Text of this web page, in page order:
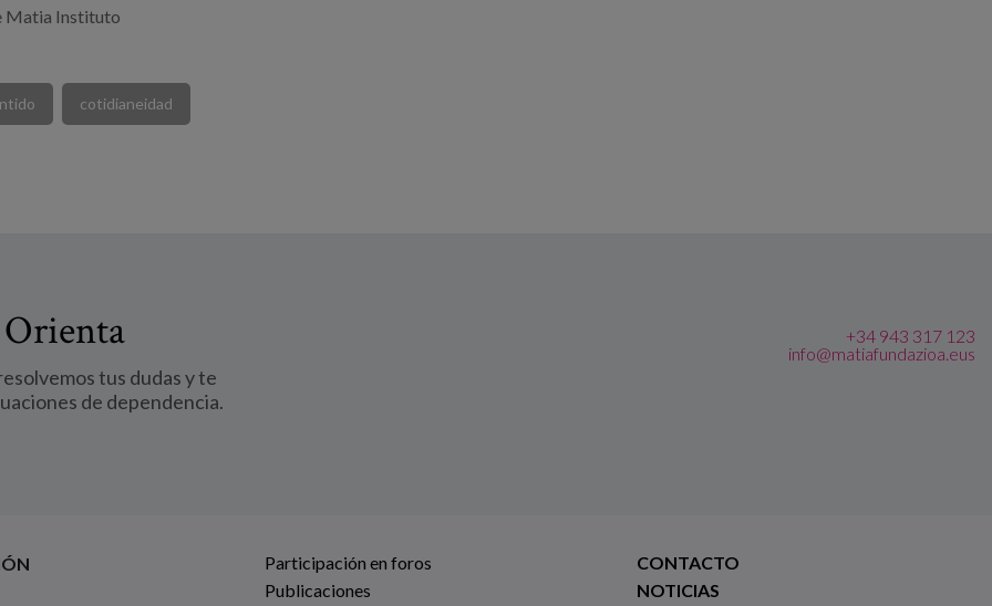
Matia Instituto
cotidianeidad
tus dudas y te
de dependencia.
+34 943 317 123
info@matiafundazioa.eus
Participación en foros
Publicaciones
CONTACTO
NOTICIAS